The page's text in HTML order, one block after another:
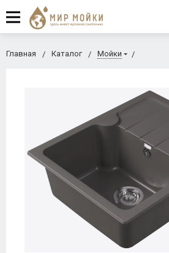
Главная Каталог Мойки